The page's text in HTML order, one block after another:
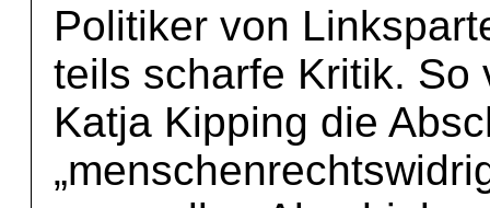
Politiker von
teils scharfe Kritik. So
Katja Kipping die